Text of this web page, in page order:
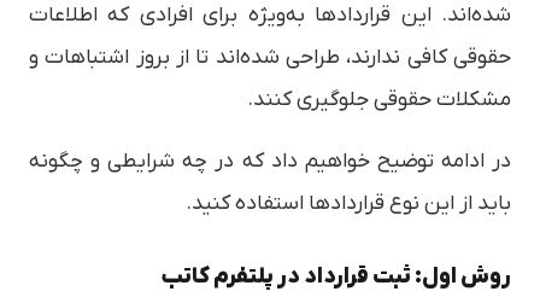
شده‌اند. این قراردادها به‌ویژه برای افرادی که اطلاعات
حقوقی کافی ندارند، طراحی شده‌اند تا از بروز اشتباهات و
مشکلات حقوقی جلوگیری کنند.
در ادامه توضیح خواهیم داد که در چه شرایطی و چگونه
باید از این نوع قراردادها استفاده کنید.
روش اول: ثبت قرارداد در پلتفرم کاتب